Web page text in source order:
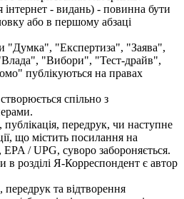
інтернет - видань) - повинна бути
або в першому абзаці
"Думка", "Експертиза", "Заява",
"Вибори", "Тест-драйв",
публікуються на правах
спільно з
передрук, чи наступне
що містить посилання на
/ UPG, суворо забороняється.
в розділі Я-Корреспондент є автор
та відтворення